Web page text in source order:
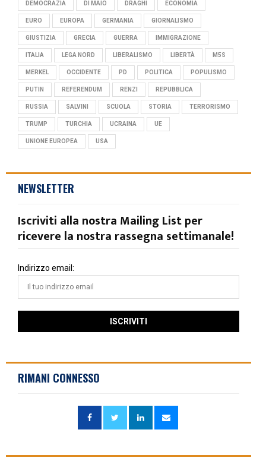
DEMOCRAZIA DI MAIO DRAGHI ECONOMIA
EURO EUROPA GERMANIA GIORNALISMO
GIUSTIZIA GRECIA GUERRA IMMIGRAZIONE
ITALIA LEGA NORD LIBERALISMO LIBERTÀ M5S
MERKEL OCCIDENTE PD POLITICA POPULISMO
PUTIN REFERENDUM RENZI REPUBBLICA
RUSSIA SALVINI SCUOLA STORIA TERRORISMO
TRUMP TURCHIA UCRAINA UE
UNIONE EUROPEA USA
NEWSLETTER
Iscriviti alla nostra Mailing List per
ricevere la nostra rassegna settimanale!
Indirizzo email:
RIMANI CONNESSO